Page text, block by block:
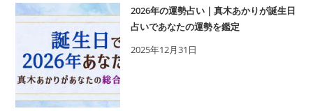
2026年の運勢占い｜真木あかりが誕生日
占いであなたの運勢を鑑定
2025年12月31日